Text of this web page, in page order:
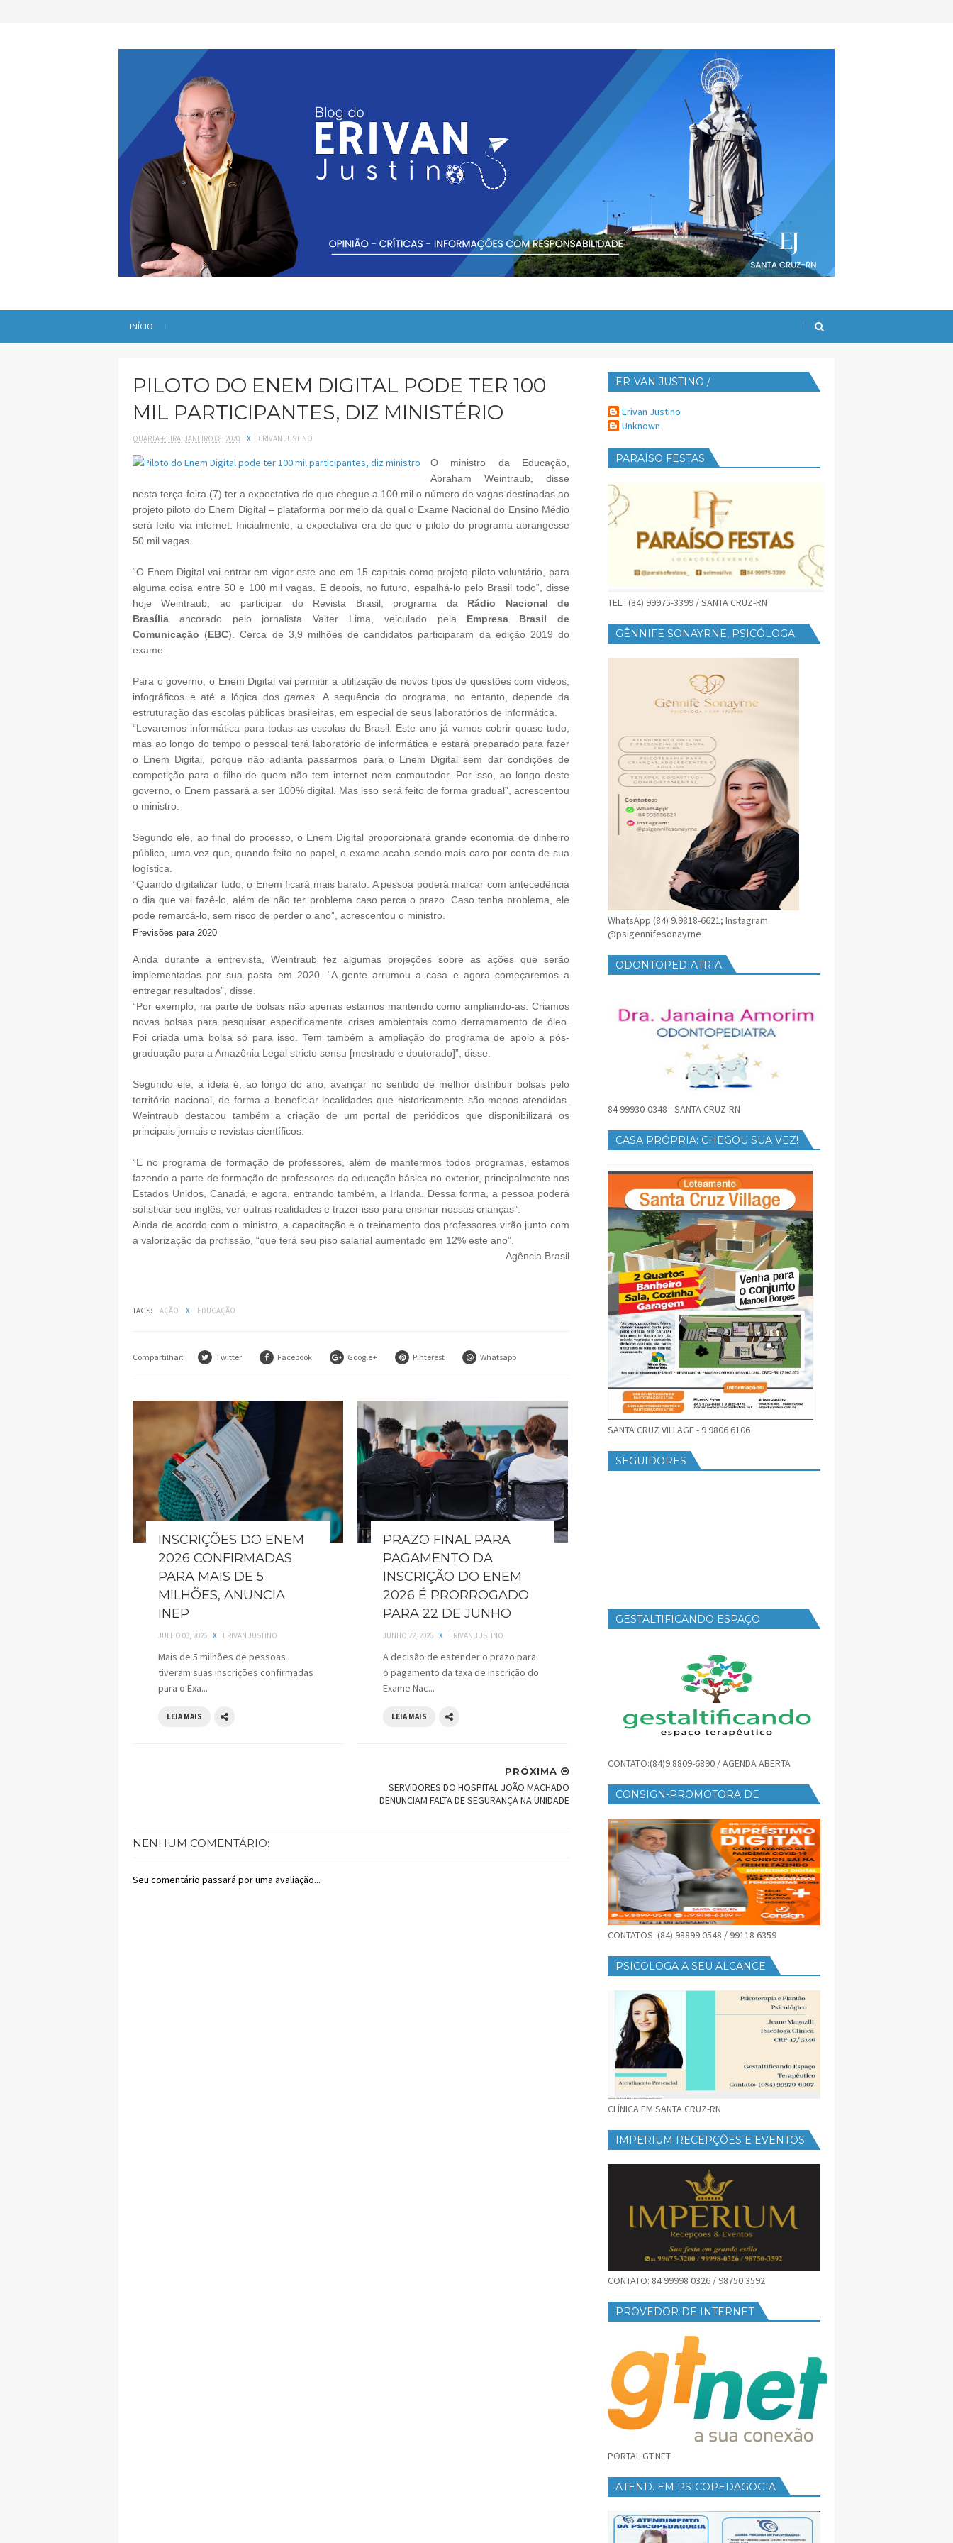
INÍCIO
PILOTO DO ENEM DIGITAL PODE TER 100
MIL PARTICIPANTES, DIZ MINISTÉRIO
QUARTA-FEIRA, JANEIRO 08, 2020 X ERIVAN JUSTINO
O ministro da Educação,
Abraham Weintraub, disse
nesta terça-feira (7) ter a expectativa de que chegue a 100 mil o número de vagas destinadas ao
projeto piloto do Enem Digital – plataforma por meio da qual o Exame Nacional do Ensino Médio
será feito via internet. Inicialmente, a expectativa era de que o piloto do programa abrangesse
50 mil vagas.
“O Enem Digital vai entrar em vigor este ano em 15 capitais como projeto piloto voluntário, para
alguma coisa entre 50 e 100 mil vagas. E depois, no futuro, espalhá-lo pelo Brasil todo”, disse
hoje Weintraub, ao participar do Revista Brasil, programa da Rádio Nacional de
Brasília ancorado pelo jornalista Valter Lima, veiculado pela Empresa Brasil de
Comunicação (EBC). Cerca de 3,9 milhões de candidatos participaram da edição 2019 do
exame.
Para o governo, o Enem Digital vai permitir a utilização de novos tipos de questões com vídeos,
infográficos e até a lógica dosgames. A sequência do programa, no entanto, depende da
estruturação das escolas públicas brasileiras, em especial de seus laboratórios de informática.
“Levaremos informática para todas as escolas do Brasil. Este ano já vamos cobrir quase tudo,
mas ao longo do tempo o pessoal terá laboratório de informática e estará preparado para fazer
o Enem Digital, porque não adianta passarmos para o Enem Digital sem dar condições de
competição para o filho de quem não tem internet nem computador. Por isso, ao longo deste
governo, o Enem passará a ser 100% digital. Mas isso será feito de forma gradual”, acrescentou
o ministro.
Segundo ele, ao final do processo, o Enem Digital proporcionará grande economia de dinheiro
público, uma vez que, quando feito no papel, o exame acaba sendo mais caro por conta de sua
logística.
“Quando digitalizar tudo, o Enem ficará mais barato. A pessoa poderá marcar com antecedência
o dia que vai fazê-lo, além de não ter problema caso perca o prazo. Caso tenha problema, ele
pode remarcá-lo, sem risco de perder o ano”, acrescentou o ministro.
Previsões para 2020
Ainda durante a entrevista, Weintraub fez algumas projeções sobre as ações que serão
implementadas por sua pasta em 2020. “A gente arrumou a casa e agora começaremos a
entregar resultados”, disse.
“Por exemplo, na parte de bolsas não apenas estamos mantendo como ampliando-as. Criamos
novas bolsas para pesquisar especificamente crises ambientais como derramamento de óleo.
Foi criada uma bolsa só para isso. Tem também a ampliação do programa de apoio a pós-
graduação para a Amazônia Legal stricto sensu [mestrado e doutorado]”, disse.
Segundo ele, a ideia é, ao longo do ano, avançar no sentido de melhor distribuir bolsas pelo
território nacional, de forma a beneficiar localidades que historicamente são menos atendidas.
Weintraub destacou também a criação de um portal de periódicos que disponibilizará os
principais jornais e revistas científicos.
“E no programa de formação de professores, além de mantermos todos programas, estamos
fazendo a parte de formação de professores da educação básica no exterior, principalmente nos
Estados Unidos, Canadá, e agora, entrando também, a Irlanda. Dessa forma, a pessoa poderá
sofisticar seu inglês, ver outras realidades e trazer isso para ensinar nossas crianças”.
Ainda de acordo com o ministro, a capacitação e o treinamento dos professores virão junto com
a valorização da profissão, “que terá seu piso salarial aumentado em 12% este ano”.
Agência Brasil
TAGS: AÇÃO X EDUCAÇÃO
Compartilhar: Twitter Facebook Google+ Pinterest Whatsapp
INSCRIÇÕES DO ENEM
2026 CONFIRMADAS
PARA MAIS DE 5
MILHÕES, ANUNCIA
INEP
JULHO 03, 2026 X ERIVAN JUSTINO
Mais de 5 milhões de pessoas
tiveram suas inscrições confirmadas
para o Exa...
LEIA MAIS
PRAZO FINAL PARA
PAGAMENTO DA
INSCRIÇÃO DO ENEM
2026 É PRORROGADO
PARA 22 DE JUNHO
JUNHO 22, 2026 X ERIVAN JUSTINO
A decisão de estender o prazo para
o pagamento da taxa de inscrição do
Exame Nac...
LEIA MAIS
PRÓXIMA
SERVIDORES DO HOSPITAL JOÃO MACHADO
DENUNCIAM FALTA DE SEGURANÇA NA UNIDADE
NENHUM COMENTÁRIO:
Seu comentário passará por uma avaliação...
ERIVAN JUSTINO /
Erivan Justino
Unknown
PARAÍSO FESTAS
TEL.: (84) 99975-3399 / SANTA CRUZ-RN
GÊNNIFE SONAYRNE, PSICÓLOGA
WhatsApp (84) 9.9818-6621; Instagram
@psigennifesonayrne
ODONTOPEDIATRIA
84 99930-0348 - SANTA CRUZ-RN
CASA PRÓPRIA: CHEGOU SUA VEZ!
SANTA CRUZ VILLAGE - 9 9806 6106
SEGUIDORES
GESTALTIFICANDO ESPAÇO
CONTATO:(84)9.8809-6890 / AGENDA ABERTA
CONSIGN-PROMOTORA DE
CONTATOS: (84) 98899 0548 / 99118 6359
PSICOLOGA A SEU ALCANCE
CLÍNICA EM SANTA CRUZ-RN
IMPERIUM RECEPÇÕES E EVENTOS
CONTATO: 84 99998 0326 / 98750 3592
PROVEDOR DE INTERNET
PORTAL GT.NET
ATEND. EM PSICOPEDAGOGIA